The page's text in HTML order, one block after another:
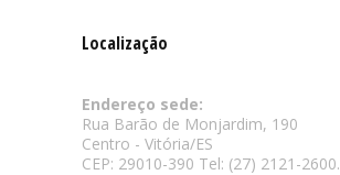
Localização
Endereço sede:
Rua Barão de Monjardim, 190
Centro - Vitória/ES
CEP: 29010-390 Tel: (27) 2121-2600.